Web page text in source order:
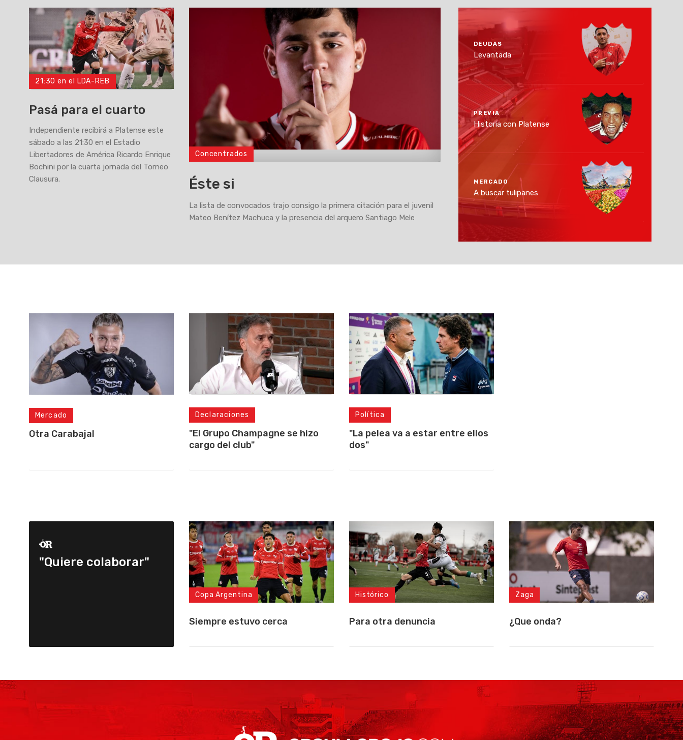
21:30 en el LDA-REB
Pasá para el cuarto
Independiente recibirá a Platense este
sábado a las 21:30 en el Estadio
Libertadores de América Ricardo Enrique
Bochini por la cuarta jornada del Torneo
Clausura.
Concentrados
Éste si
La lista de convocados trajo consigo la primera citación para el juvenil
Mateo Benítez Machuca y la presencia del arquero Santiago Mele
DEUDAS
Levantada
PREVIA
Historia con Platense
MERCADO
A buscar tulipanes
Mercado
Otra Carabajal
Declaraciones
"El Grupo Champagne se hizo
cargo del club"
Política
"La pelea va a estar entre ellos
dos"
"Quiere colaborar"
Copa Argentina
Siempre estuvo cerca
Histórico
Para otra denuncia
Zaga
¿Que onda?